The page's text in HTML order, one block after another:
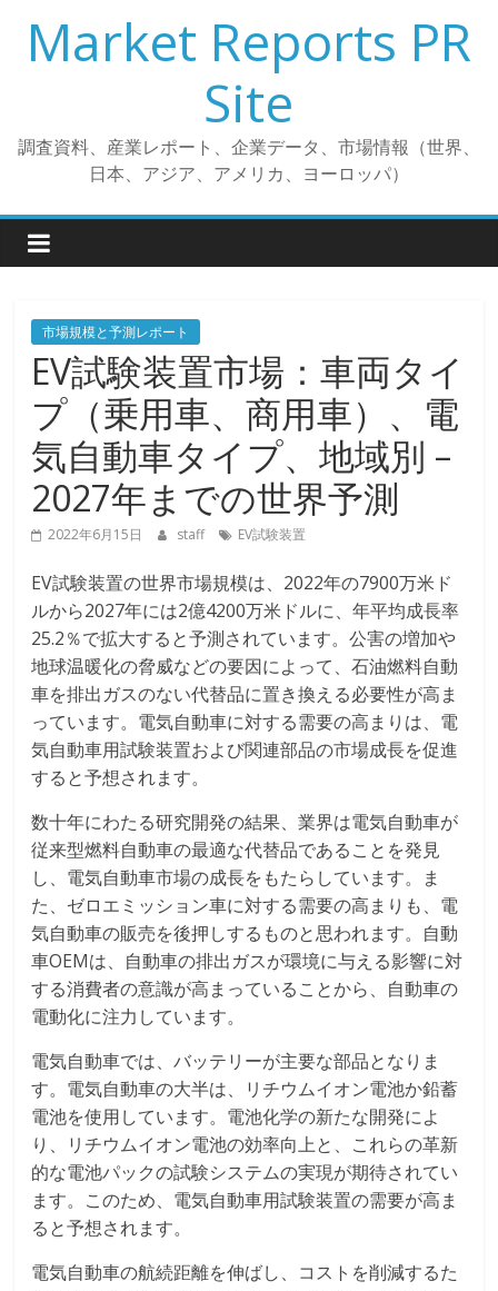
プ
Market Reports PR
Site
調査資料、産業レポート、企業データ、市場情報（世界、
日本、アジア、アメリカ、ヨーロッパ）
市場規模と予測レポート
EV試験装置市場：車両タイ
プ（乗用車、商用車）、電
気自動車タイプ、地域別 –
2027年までの世界予測
2022年6月15日 staff EV試験装置
EV試験装置の世界市場規模は、2022年の7900万米ド
ルから2027年には2億4200万米ドルに、年平均成長率
25.2％で拡大すると予測されています。公害の増加や
地球温暖化の脅威などの要因によって、石油燃料自動
車を排出ガスのない代替品に置き換える必要性が高ま
っています。電気自動車に対する需要の高まりは、電
気自動車用試験装置および関連部品の市場成長を促進
すると予想されます。
数十年にわたる研究開発の結果、業界は電気自動車が
従来型燃料自動車の最適な代替品であることを発見
し、電気自動車市場の成長をもたらしています。ま
た、ゼロエミッション車に対する需要の高まりも、電
気自動車の販売を後押しするものと思われます。自動
車OEMは、自動車の排出ガスが環境に与える影響に対
する消費者の意識が高まっていることから、自動車の
電動化に注力しています。
電気自動車では、バッテリーが主要な部品となりま
す。電気自動車の大半は、リチウムイオン電池か鉛蓄
電池を使用しています。電池化学の新たな開発によ
り、リチウムイオン電池の効率向上と、これらの革新
的な電池パックの試験システムの実現が期待されてい
ます。このため、電気自動車用試験装置の需要が高ま
ると予想されます。
電気自動車の航続距離を伸ばし、コストを削減するた